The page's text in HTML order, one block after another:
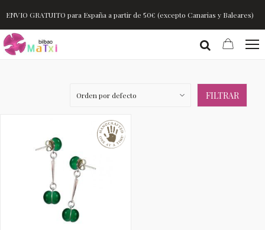
ENVIO GRATUITO para España a partir de 50€ (excepto Canarias y Baleares)
FILTRAR